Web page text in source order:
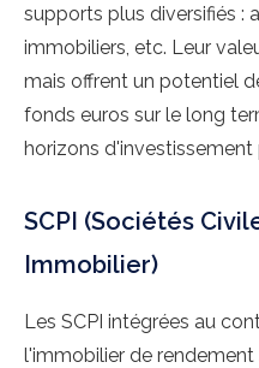
supports plus diversifiés :
immobiliers, etc. Leur
mais offrent un potentiel
fonds euros sur le long
horizons d'investissement
SCPI (Sociétés
Immobilier)
Les SCPI intégrées au
l'immobilier de rendement